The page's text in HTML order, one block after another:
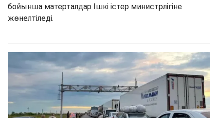
бойынша матерталдар Ішкі істер министрлігіне
жөнелтіледі.